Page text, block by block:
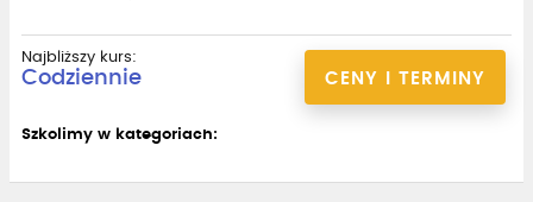
CENY I TERMINY
Najbliższy kurs:
Codziennie
Szkolimy w kategoriach: